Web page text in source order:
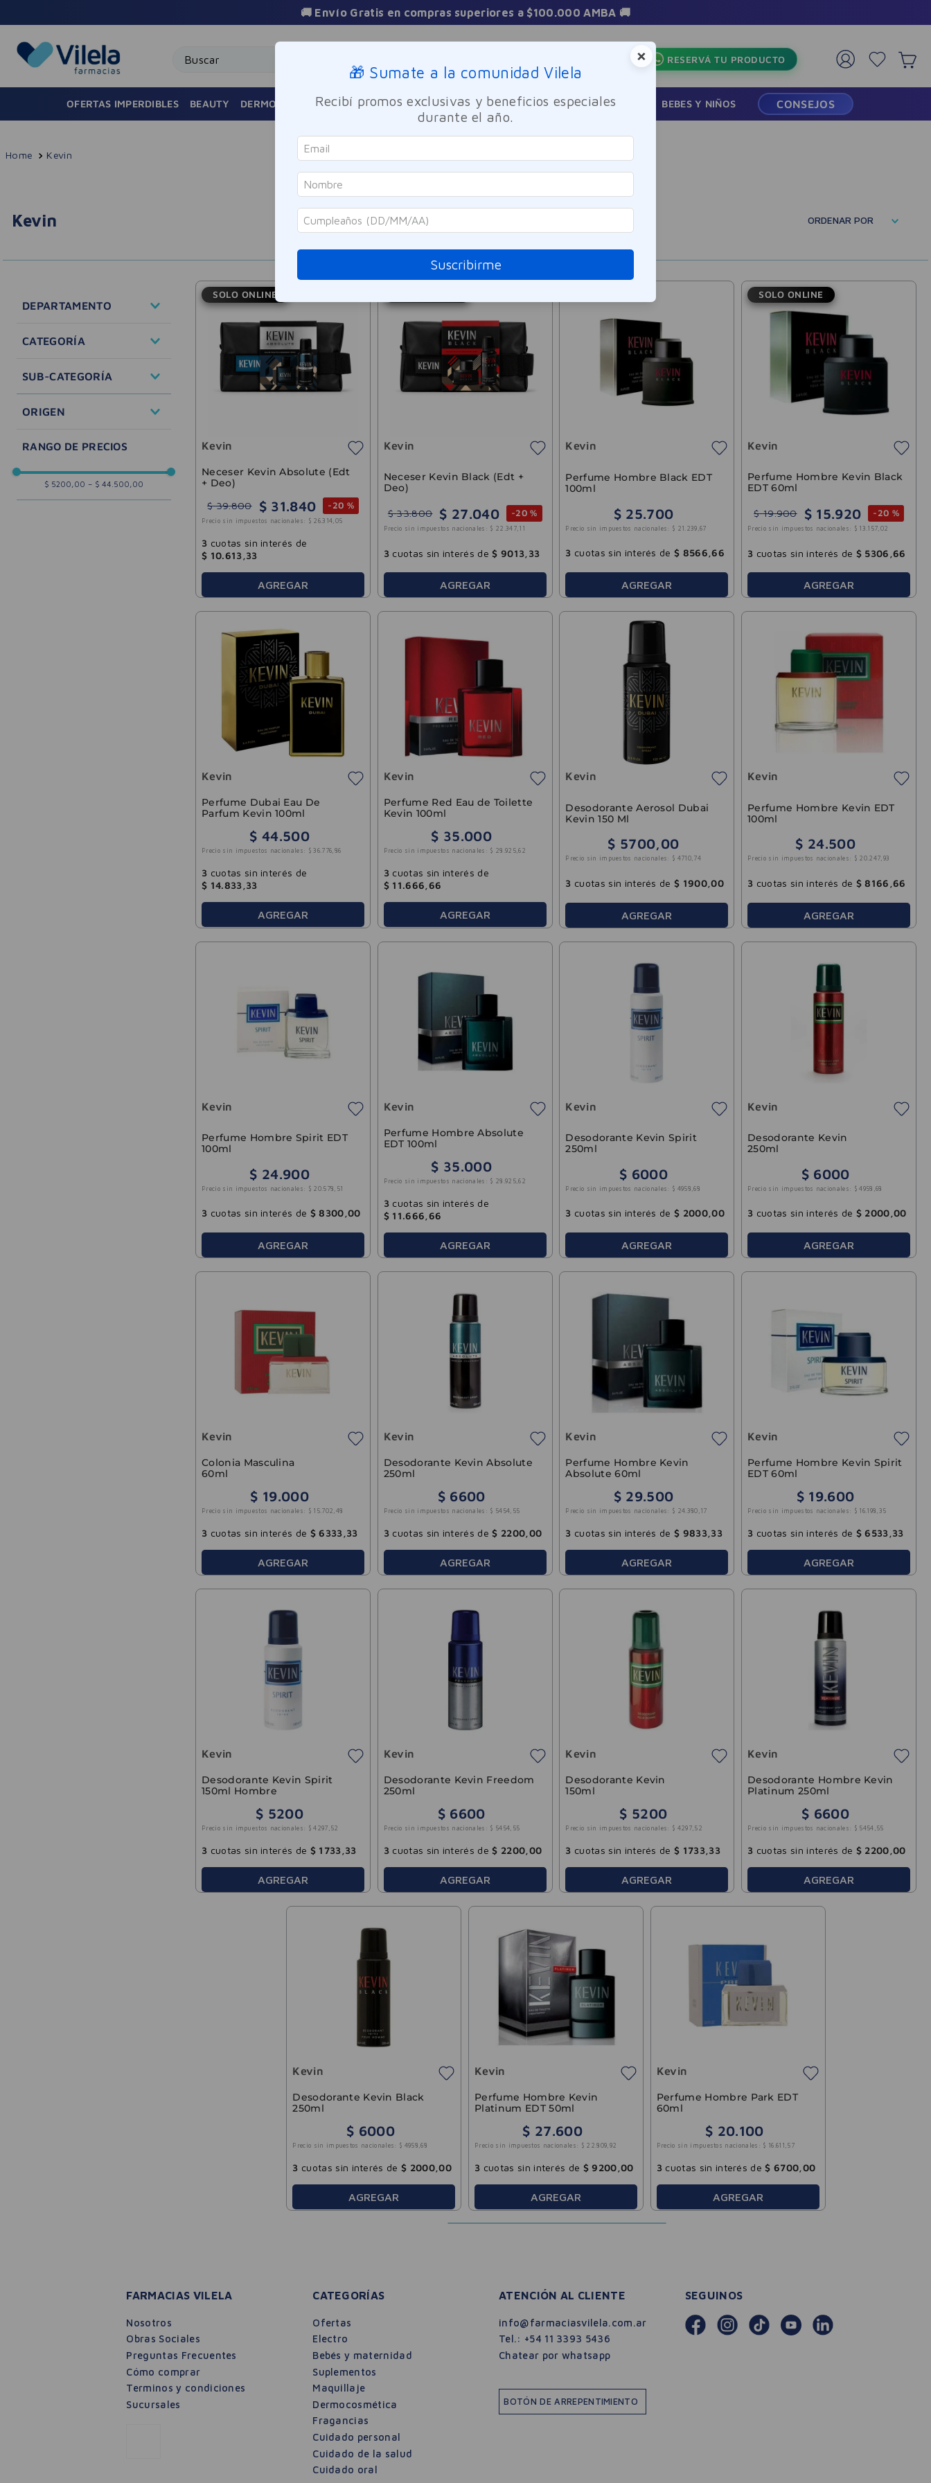
3 Cuotas sin interés en toda la tienda
RESERVÁ TU PRODUCTO
OFERTAS IMPERDIBLES BEAUTY DERMOCOSMÉTICA FRAGANCIAS CUIDADO PERSONAL BIENESTAR Y FARMACIA BEBES Y NIÑOS CONSEJOS
Kevin
Kevin 23PRODUCTOS ORDENAR POR
DEPARTAMENTO
Cuidado Personal
CATEGORÍA
Desodorantes
SUB-CATEGORÍA
ORIGEN
$ 5200,00 – $ 44.500,00
SOLO ONLINE
Kevin
Neceser Kevin Absolute (Edt
+ Deo)
$ 39.800 $ 31.840 - 20 %
Precio sin impuestos nacionales: $ 26.314, 05
3 cuotas sin interés de
$ 10.613 33
AGREGAR
Kevin
Neceser Kevin Black (Edt +
Deo)
$ 33.800 $ 27.040 -20 %
Precio sin impuestos nacionales: $ 22 .347, 11
3 cuotas sin interés de $ 9013 33
AGREGAR
Kevin
Perfume Hombre Black EDT
100ml
$ 25.700
Precio sin impuestos nacionales: $ 21 239 67
3 cuotas sin interés de $ 8566,66
AGREGAR
SOLO ONLINE
Kevin
Perfume Hombre Kevin Black
EDT 60ml
$ 19.900 $ 15.920 - 20 %
Precio sin impuestos nacionales: $ 13 .157, 02
3 cuotas sin interés de $ 5306 ,66
AGREGAR
Kevin
Perfume Dubai Eau De
Parfum Kevin 100ml
$ 44.500
Precio sin impuestos nacionales: $ 36.776, 86
3 cuotas sin interés de
$ 14.833,33
AGREGAR
Kevin
Perfume Red Eau de Toilette
Kevin 100ml
$ 35.000
Precio sin impuestos nacionales: $ 28 .925,62
3 cuotas sin interés de
$ 11.666,66
AGREGAR
Kevin
Desodorante Aerosol Dubai
Kevin 150 Ml
$ 5700,00
Precio sin impuestos nacionales: $ 4710, 74
3 cuotas sin interés de $ 1900 ,00
AGREGAR
Kevin
Perfume Hombre Kevin EDT
100ml
$ 24.500
Precio sin impuestos nacionales: $ 20.247, 93
3 cuotas sin interés de $ 8166 ,66
AGREGAR
Kevin
Perfume Hombre Spirit EDT
100ml
$ 24.900
Precio sin impuestos nacionales: $ 20. 578 51
3 cuotas sin interés de $ 8300 00
AGREGAR
Kevin
Perfume Hombre Absolute
EDT 100ml
$ 35.000
Precio sin impuestos nacionales: $ 28 925,62
3 cuotas sin interés de
$ 11.666 66
AGREGAR
Kevin
Desodorante Kevin Spirit
250ml
$ 6000
Precio sin impuestos nacionales: $ 4958 ,68
3 cuotas sin interés de $ 2000 ,00
AGREGAR
Kevin
Desodorante Kevin
250ml
$ 6000
Precio sin impuestos nacionales: $ 4958 68
3 cuotas sin interés de $ 2000 ,00
AGREGAR
Kevin
Colonia Masculina
60ml
$ 19.000
Precio sin impuestos nacionales: $ 15. 702 48
3 cuotas sin interés de $ 6333 33
AGREGAR
Kevin
Desodorante Kevin Absolute
250ml
$ 6600
Precio sin impuestos nacionales: $ 5454 55
3 cuotas sin interés de $ 2200 00
AGREGAR
Kevin
Perfume Hombre Kevin
Absolute 60ml
$ 29.500
Precio sin impuestos nacionales: $ 24 380 17
3 cuotas sin interés de $ 9833 33
AGREGAR
Kevin
Perfume Hombre Kevin Spirit
EDT 60ml
$ 19.600
Precio sin impuestos nacionales: $ 16. 198 35
3 cuotas sin interés de $ 6533 33
AGREGAR
Kevin
Desodorante Kevin Spirit
150ml Hombre
$ 5200
Precio sin impuestos nacionales: $ 4297 , 52
3 cuotas sin interés de $ 1733 33
AGREGAR
Kevin
Desodorante Kevin Freedom
250ml
$ 6600
Precio sin impuestos nacionales: $ 5454, 55
3 cuotas sin interés de $ 2200 00
AGREGAR
Kevin
Desodorante Kevin
150ml
$ 5200
Precio sin impuestos nacionales: $ 4297, 52
3 cuotas sin interés de $ 1733 33
AGREGAR
Kevin
Desodorante Hombre Kevin
Platinum 250ml
$ 6600
Precio sin impuestos nacionales: $ 5454 , 55
3 cuotas sin interés de $ 2200 ,00
AGREGAR
Kevin
Desodorante Kevin Black
250ml
$ 6000
Precio sin impuestos nacionales: $ 4958 ,68
3 cuotas sin interés de $ 2000,00
AGREGAR
Kevin
Perfume Hombre Kevin
Platinum EDT 50ml
$ 27.600
Precio sin impuestos nacionales: $ 22 .809, 92
3 cuotas sin interés de $ 9200,00
AGREGAR
Kevin
Perfume Hombre Park EDT
60ml
$ 20.100
Precio sin impuestos nacionales: $ 16 .611 , 57
3 cuotas sin interés de $ 6700,00
AGREGAR
FARMACIAS VILELA
Nosotros
Obras Sociales
Preguntas Frecuentes
Cómo comprar
Terminos y condiciones
Sucursales
CATEGORÍAS
Ofertas
Electro
Bebés y maternidad
Suplementos
Maquillaje
Dermocosmética
Fragancias
Cuidado personal
Cuidado de la salud
Cuidado oral
ATENCIÓN AL CLIENTE
info@farmaciasvilela.com.ar
Tel.: +54 11 3393 5436
Chatear por whatsapp
BOTÓN DE ARREPENTIMIENTO
SEGUINOS
×
🎁 Sumate a la comunidad Vilela
Recibí promos exclusivas y beneficios especiales
durante el año.
Suscribirme